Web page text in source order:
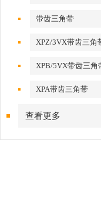
带齿三角带
XPZ/3VX带齿三角
XPB/5VX带齿三角
XPA带齿三角带
查看更多